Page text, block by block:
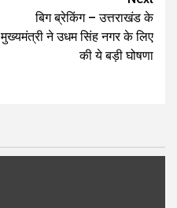
बिग ब्रेकिंग – उत्तराखंड के
मुख्यमंत्री ने उधम सिंह नगर के लिए
की ये बड़ी घोषणा